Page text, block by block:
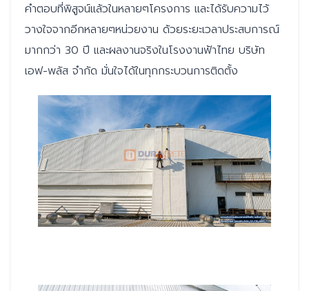
คำตอบที่พิสูจน์แล้วในหลายๆโครงการ และได้รับความไว้
วางใจจากอีกหลายๆหน่วยงาน ด้วยระยะเวลาประสบการณ์
มากกว่า 30 ปี และผลงานจริงในโรงงานฟ้าไทย บริษัท
เอฟ-พลัส จำกัด มั่นใจได้ในทุกกระบวนการติดตั้ง